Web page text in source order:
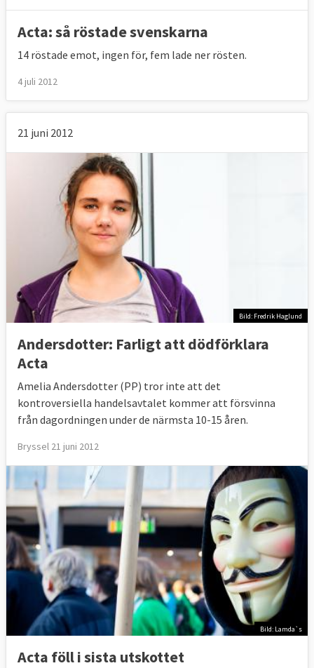
Acta: så röstade svenskarna
14 röstade emot, ingen för, fem lade ner rösten.
4 juli 2012
21 juni 2012
Bild: Fredrik Haglund
Andersdotter: Farligt att dödförklara
Acta
Amelia Andersdotter (PP) tror inte att det
kontroversiella handelsavtalet kommer att försvinna
från dagordningen under de närmsta 10-15 åren.
Bryssel 21 juni 2012
Bild: Lamda`s
Acta föll i sista utskottet